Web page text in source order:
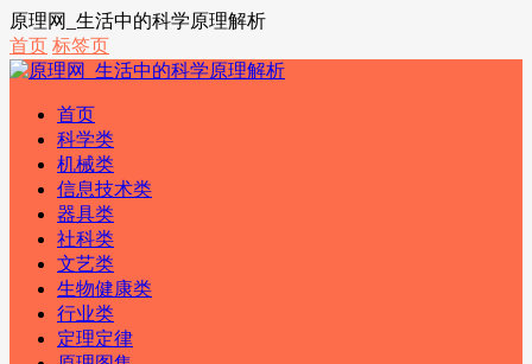
原理网_生活中的科学原理解析
首页 标签页
首页
科学类
机械类
信息技术类
器具类
社科类
文艺类
生物健康类
行业类
定理定律